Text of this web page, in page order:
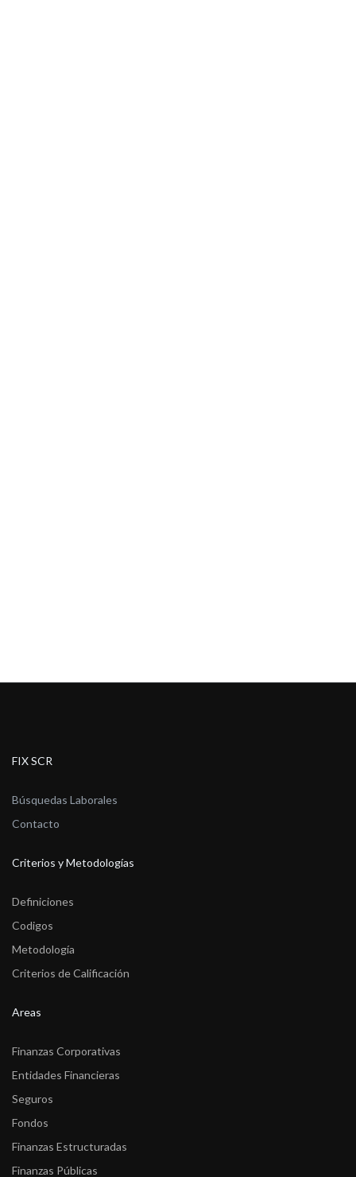
FIX SCR
Búsquedas Laborales
Contacto
Criterios y Metodologías
Definiciones
Codigos
Metodología
Criterios de Calificación
Areas
Finanzas Corporativas
Entidades Financieras
Seguros
Fondos
Finanzas Estructuradas
Finanzas Públicas